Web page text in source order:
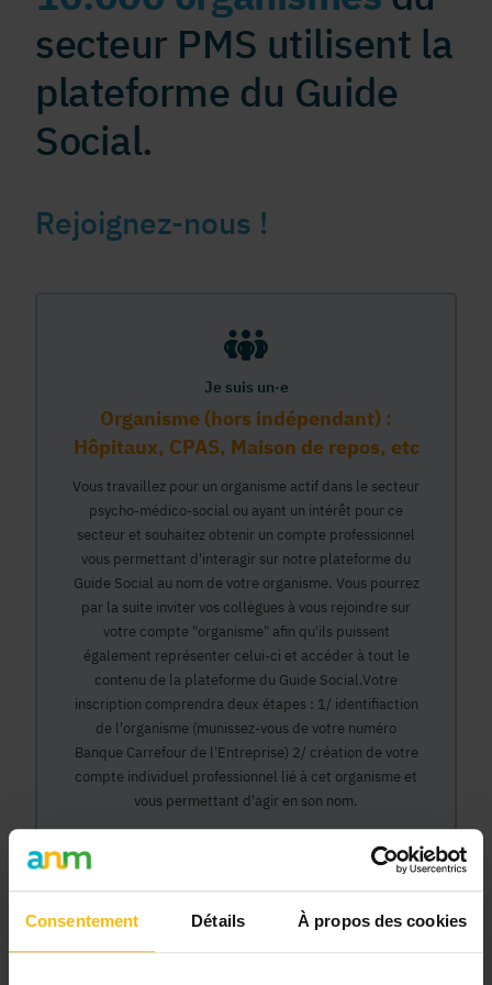
Consentement Détails À propos des cookies
secteur PMS utilisent la
plateforme du Guide
Social.
Rejoignez-nous !
Je suis un·e
Organisme (hors indépendant) :
Hôpitaux, CPAS, Maison de repos, etc
Vous travaillez pour un organisme actif dans le secteur
psycho-médico-social ou ayant un intérêt pour ce
secteur et souhaitez obtenir un compte professionnel
vous permettant d'interagir sur notre plateforme du
Guide Social au nom de votre organisme. Vous pourrez
par la suite inviter vos collègues à vous rejoindre sur
votre compte "organisme" afin qu'ils puissent
également représenter celui-ci et accéder à tout le
contenu de la plateforme du Guide Social.Votre
inscription comprendra deux étapes : 1/ identifiaction
de l'organisme (munissez-vous de votre numéro
Banque Carrefour de l'Entreprise) 2/ création de votre
compte individuel professionnel lié à cet organisme et
vous permettant d'agir en son nom.